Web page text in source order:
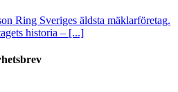
Ring Sveriges äldsta mäklarföretag.
historia – [...]